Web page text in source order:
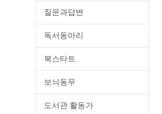
질문과답변
독서동아리
북스타트
보늬동무
도서관 활동가